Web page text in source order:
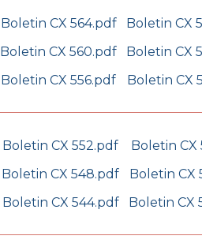
Boletin CX 564.pdf
Boletin CX
Boletin CX 560.pdf
Boletin CX
Boletin CX 556.pdf Boletin CX
Boletin CX 552.pdf
Boletin CX
Boletin CX 548.pdf
Boletin CX
Boletin CX 544.pdf Boletin CX